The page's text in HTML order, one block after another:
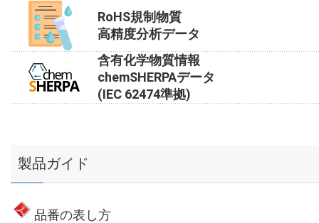
RoHS規制物質
高精度分析データ
含有化学物質情報
chemSHERPAデータ
(IEC 62474準拠)
製品ガイド
品番の表し方